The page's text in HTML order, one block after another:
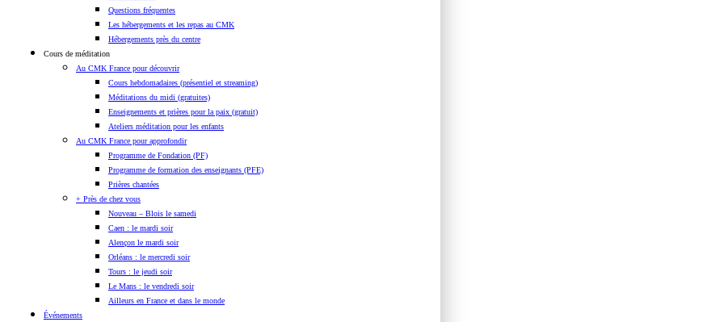
Questions fréquentes
Les hébergements et les repas au CMK
Hébergements près du centre
Cours de méditation
Au CMK France pour découvrir
Cours hebdomadaires (présentiel et streaming)
Méditations du midi (gratuites)
Enseignements et prières pour la paix (gratuit)
Ateliers méditation pour les enfants
Au CMK France pour approfondir
Programme de Fondation (PF)
Programme de formation des enseignants (PFE)
Prières chantées
+ Près de chez vous
Nouveau – Blois le samedi
Caen : le mardi soir
Alençon le mardi soir
Orléans : le mercredi soir
Tours : le jeudi soir
Le Mans : le vendredi soir
Ailleurs en France et dans le monde
Événements
: dîner
20h15-21h15 :Introduction
09h30-10h30 :Enseignement et méditation
11h30-12h30 :Enseignement et méditation
13h00-14h00 :déjeuner
17h00-18h00 :Enseignement et méditation
18h30-19h30 :dîner
20h15-21h15: Enseignement et méditation
Dimanche
09h30-10h30 :Enseignement et méditation
11h30-12h30 :Enseignement et méditation
13h00-14h00 :déjeuner
Fin de la retraite après le déjeuner.